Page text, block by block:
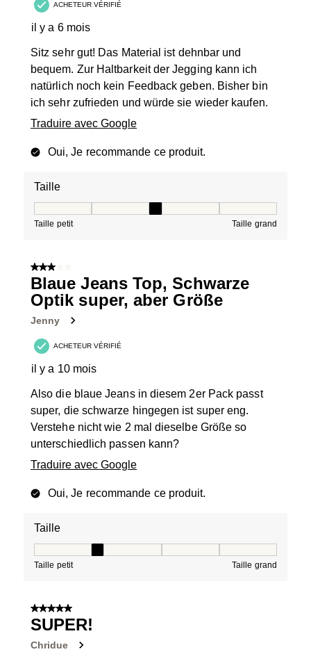
ACHETEUR VÉRIFIÉ
il y a 6 mois
Sitz sehr gut! Das Material ist dehnbar und
bequem. Zur Haltbarkeit der Jegging kann ich
natürlich noch kein Feedback geben. Bisher bin
ich sehr zufrieden und würde sie wieder kaufen.
Traduire avec Google
Oui, Je recommande ce produit.
Taille
Taille petit Taille grand
3 sur 5 étoiles.
Blaue Jeans Top, Schwarze
Optik super, aber Größe
Jenny
ACHETEUR VÉRIFIÉ
il y a 10 mois
Also die blaue Jeans in diesem 2er Pack passt
super, die schwarze hingegen ist super eng.
Verstehe nicht wie 2 mal dieselbe Größe so
unterschiedlich passen kann?
Traduire avec Google
Oui, Je recommande ce produit.
Taille
Taille petit Taille grand
5 sur 5 étoiles.
SUPER!
Chridue